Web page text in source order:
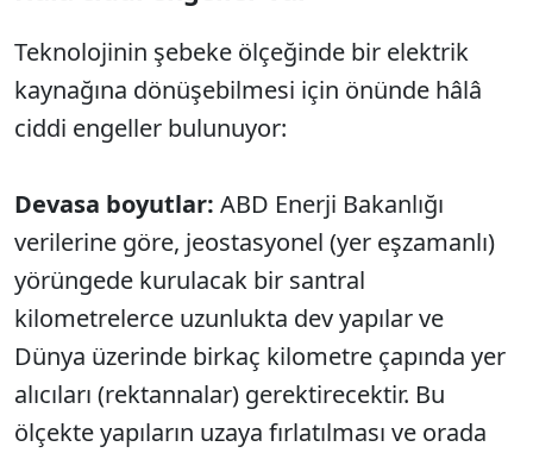
Teknolojinin şebeke ölçeğinde bir elektrik
kaynağına dönüşebilmesi için önünde hâlâ
ciddi engeller bulunuyor:
Devasa boyutlar: ABD Enerji Bakanlığı
verilerine göre, jeostasyonel (yer eşzamanlı)
yörüngede kurulacak bir santral
kilometrelerce uzunlukta dev yapılar ve
Dünya üzerinde birkaç kilometre çapında yer
alıcıları (rektannalar) gerektirecektir. Bu
ölçekte yapıların uzaya fırlatılması ve orada